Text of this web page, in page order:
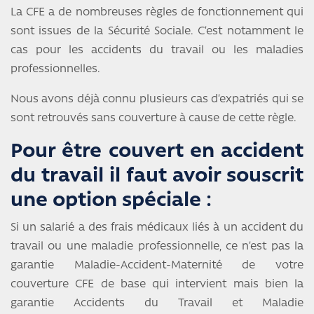
La CFE a de nombreuses règles de fonctionnement qui
sont issues de la Sécurité Sociale. C’est notamment le
cas pour les accidents du travail ou les maladies
professionnelles.
Nous avons déjà connu plusieurs cas d’expatriés qui se
sont retrouvés sans couverture à cause de cette règle.
Pour être couvert en accident
du travail il faut avoir souscrit
une option spéciale :
Si un salarié a des frais médicaux liés à un accident du
travail ou une maladie professionnelle, ce n’est pas la
garantie Maladie-Accident-Maternité de votre
couverture CFE de base qui intervient mais bien la
garantie Accidents du Travail et Maladie